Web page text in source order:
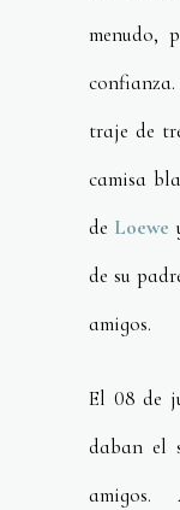
menudo,
traje de
camisa
de Loewe
de su
amigos.
El 08 de
daban el
amigos.